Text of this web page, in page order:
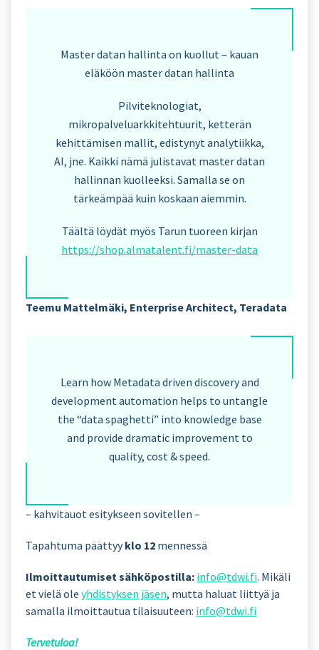
Master datan hallinta on kuollut – kauan
eläköön master datan hallinta
Pilviteknologiat,
mikropalveluarkkitehtuurit, ketterän
kehittämisen mallit, edistynyt analytiikka,
AI, jne. Kaikki nämä julistavat master datan
hallinnan kuolleeksi. Samalla se on
tärkeämpää kuin koskaan aiemmin.
Täältä löydät myös Tarun tuoreen kirjan
https://shop.almatalent.fi/master-data
Teemu Mattelmäki, Enterprise Architect, Teradata
Learn how Metadata driven discovery and
development automation helps to untangle
the “data spaghetti” into knowledge base
and provide dramatic improvement to
quality, cost & speed.
– kahvitauot esitykseen sovitellen –
Tapahtuma päättyyklo 12 mennessä
Ilmoittautumiset sähköpostilla: info@tdwi.fi. Mikäli
et vielä ole yhdistyksen jäsen, mutta haluat liittyä ja
samalla ilmoittautua tilaisuuteen: info@tdwi.fi
Tervetuloa!